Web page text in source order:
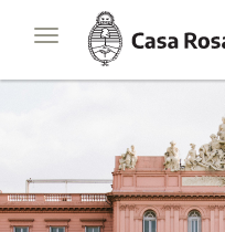
Toggle
navigation
Casa
Rosada
Presidencia
de